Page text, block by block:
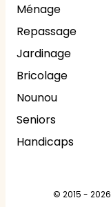
Ménage
Repassage
Jardinage
Bricolage
Nounou
Seniors
Handicaps
© 2015 - 2026